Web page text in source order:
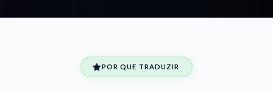
POR QUE TRADUZIR